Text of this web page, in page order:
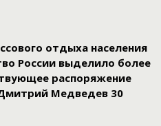
отдыха населения
России выделило более
распоряжение
Медведев 30